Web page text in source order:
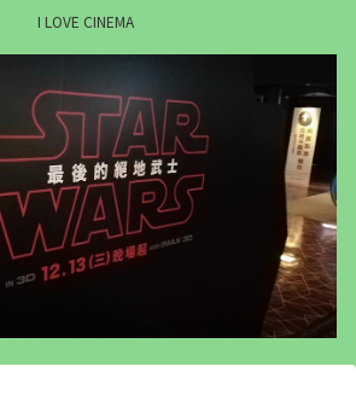
I LOVE CINEMA